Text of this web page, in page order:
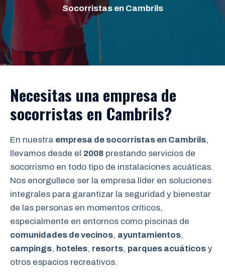
Socorristas en Cambrils
Necesitas una empresa de
socorristas en Cambrils?
En nuestra empresa de socorristas en Cambrils,
llevamos desde el 2008 prestando servicios de
socorrismo en todo tipo de instalaciones acuáticas.
Nos enorgullece ser la empresa líder en soluciones
integrales para garantizar la seguridad y bienestar
de las personas en momentos críticos,
especialmente en entornos como piscinas de
comunidades de vecinos, ayuntamientos,
campings, hoteles, resorts, parques acuáticos y
otros espacios recreativos.